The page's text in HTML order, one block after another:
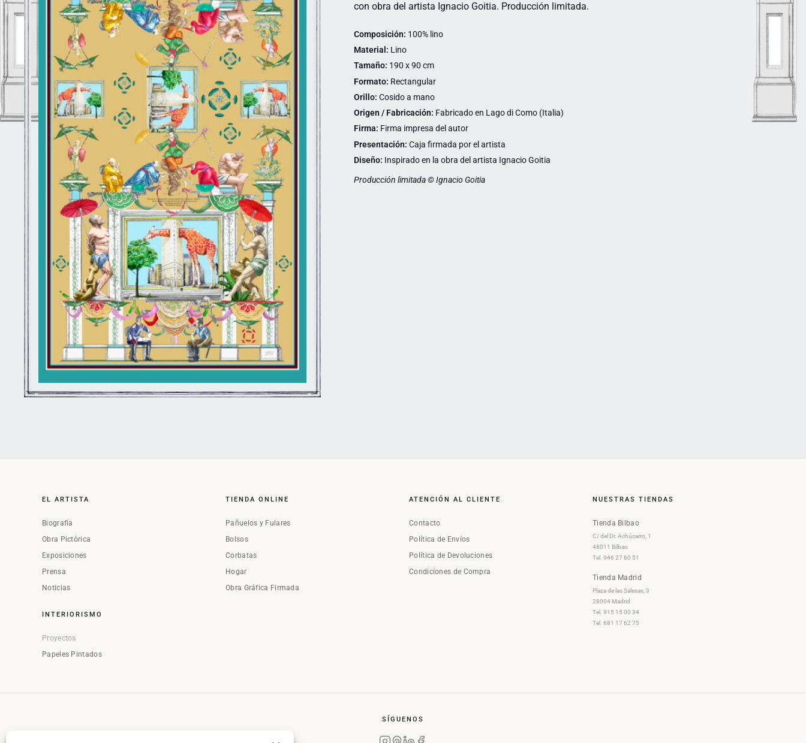
con obra del artista Ignacio Goitia. Producción limitada.
Composición: 100% lino
Material: Lino
Tamaño: 190 x 90 cm
Formato: Rectangular
Orillo: Cosido a mano
Origen / Fabricación: Fabricado en Lago di Como (Italia)
Firma: Firma impresa del autor
Presentación: Caja firmada por el artista
Diseño: Inspirado en la obra del artista Ignacio Goitia
Producción limitada © Ignacio Goitia
EL ARTISTA
Biografía
Obra Pictórica
Exposiciones
Prensa
Noticias
INTERIORISMO
Proyectos
Papeles Pintados
TIENDA ONLINE
Pañuelos y Fulares
Bolsos
Corbatas
Hogar
Obra Gráfica Firmada
ATENCIÓN AL CLIENTE
Contacto
Política de Envíos
Política de Devoluciones
Condiciones de Compra
NUESTRAS TIENDAS
Tienda Bilbao
C/ del Dr. Achúcarro, 1
48011 Bilbao
Tel. 946 27 60 51
Tienda Madrid
Plaza de las Salesas, 3
28004 Madrid
Tel. 915 15 00 34
Tel. 681 17 62 75
SÍGUENOS